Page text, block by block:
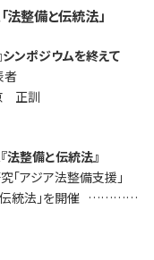
整備と伝統法」
ンポジウムを終えて
者
正訓
整備と伝統法』
アジア法整備支援」
と伝統法」を開催 …………